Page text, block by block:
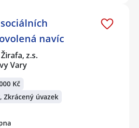
navíc
z.s.
Vary
Kč
Zkrácený úvazek